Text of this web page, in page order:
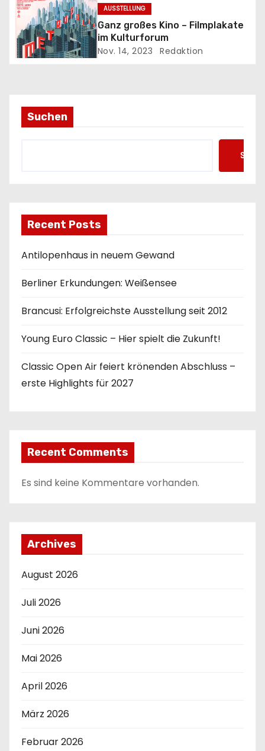
g
a
t
o
n
AUSSTELLUNG
Ganz großes Kino – Filmplakate
im Kulturforum
Nov. 14, 2023 Redaktion
Suchen
Recent Posts
Antilopenhaus in neuem Gewand
Berliner Erkundungen: Weißensee
Brancusi: Erfolgreichste Ausstellung seit 2012
Young Euro Classic – Hier spielt die Zukunft!
Classic Open Air feiert krönenden Abschluss –
erste Highlights für 2027
Recent Comments
Es sind keine Kommentare vorhanden.
Archives
August 2026
Juli 2026
Juni 2026
Mai 2026
April 2026
März 2026
Februar 2026